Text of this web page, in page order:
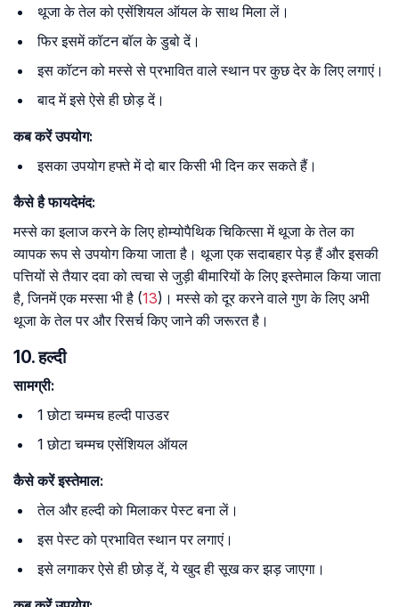
थूजा के तेल को एसेंशियल ऑयल के साथ मिला लें।
फिर इसमें कॉटन बॉल के डुबो दें।
इस कॉटन को मस्से से प्रभावित वाले स्थान पर कुछ देर के लिए लगाएं।
बाद में इसे ऐसे ही छोड़ दें।
कब करें उपयोग:
इसका उपयोग हफ्ते में दो बार किसी भी दिन कर सकते हैं।
कैसे है फायदेमंद:
मस्से का इलाज करने के लिए होम्योपैथिक चिकित्सा में थूजा के तेल का
व्यापक रूप से उपयोग किया जाता है। थूजा एक सदाबहार पेड़ हैं और इसकी
पत्तियों से तैयार दवा को त्वचा से जुड़ी बीमारियों के लिए इस्तेमाल किया जाता
है, जिनमें एक मस्सा भी है (13)। मस्से को दूर करने वाले गुण के लिए अभी
थूजा के तेल पर और रिसर्च किए जाने की जरूरत है।
10. हल्दी
सामग्री:
1 छोटा चम्मच हल्दी पाउडर
1 छोटा चम्मच एसेंशियल ऑयल
कैसे करें इस्तेमाल:
तेल और हल्दी काे मिलाकर पेस्ट बना लें।
इस पेस्ट को प्रभावित स्थान पर लगाएं।
इसे लगाकर ऐसे ही छोड़ दें, ये खुद ही सूख कर झड़ जाएगा।